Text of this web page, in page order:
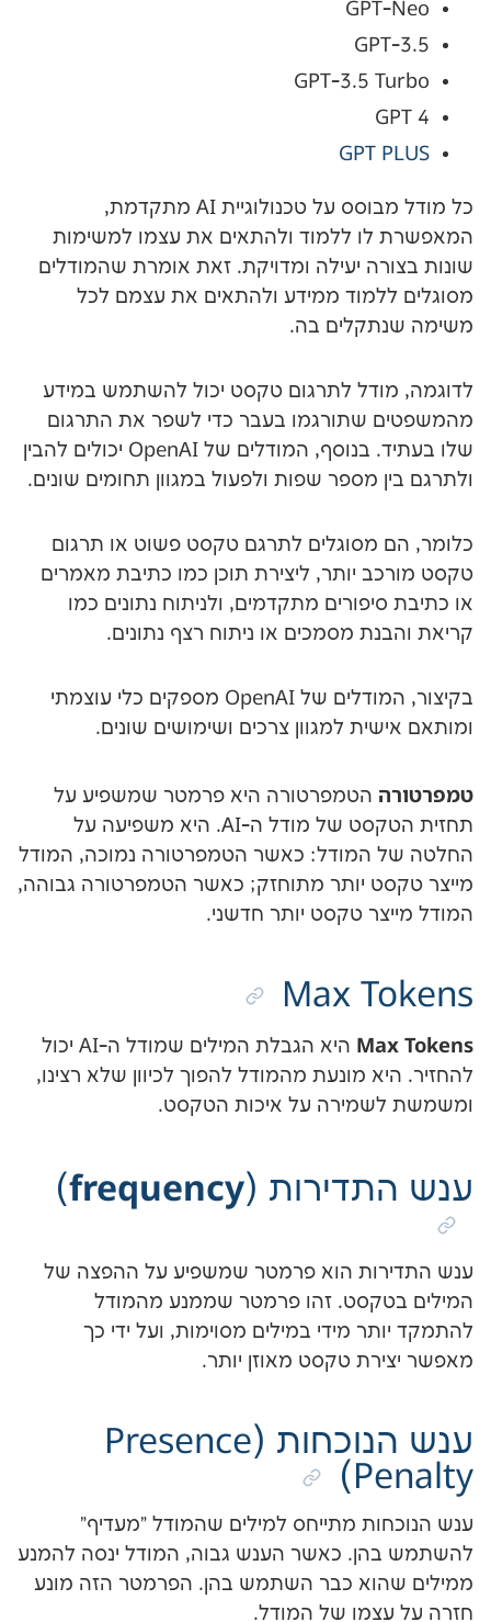
GPT-3.5
כל מודל מבוסס על טכנולוגיית AI מתקדמת,
ללמוד ולהתאים את עצמו למשימות
יעילה ומדויקת. זאת אומרת שהמודלים
ממידע ולהתאים את עצמם לכל
בה.
לתרגום טקסט יכול להשתמש במידע
בעבר כדי לשפר את התרגום
שלו בעתיד. בנוסף, המודלים של OpenAI יכולים להבין
מספר שפות ולפעול במגוון תחומים שונים.
לתרגם טקסט פשוט או תרגום
יותר, ליצירת תוכן כמו כתיבת מאמרים
מתקדמים, ולניתוח נתונים כמו
מסמכים או ניתוח רצף נתונים.
בקיצור, המודלים של OpenAI מספקים כלי עוצמתי
למגוון צרכים ושימושים שונים.
הטמפרטורה היא פרמטר שמשפיע על
תחזית הטקסט של מודל ה-AI. היא משפיעה על
כאשר הטמפרטורה נמוכה, המודל
יותר מתוחזק; כאשר הטמפרטורה גבוהה,
טקסט יותר חדשני.
Max
היא הגבלת המילים שמודל ה-AI יכול
מונעת מהמודל להפוך לכיוון שלא רצינו,
על איכות הטקסט.
(
frequency
)
הוא פרמטר שמשפיע על ההפצה של
זהו פרמטר שממנע מהמודל
מידי במילים מסוימות, ועל ידי כך
טקסט מאוזן יותר.
ענש הנוכחות (Presence
מתייחס למילים שהמודל "מעדיף"
כאשר הענש גבוה, המודל ינסה להמנע
כבר השתמש בהן. הפרמטר הזה מונע
של המודל.